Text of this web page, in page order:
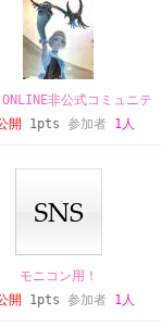
非公式コミュニテ
開 1pts 参加者 1人
モニコン用！
開 1pts 参加者 1人